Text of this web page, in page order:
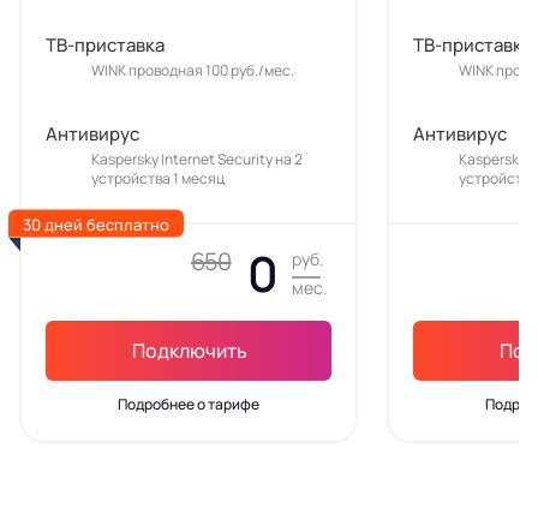
ТВ-приставка
WINK проводная 100 руб./мес.
Антивирус
Kaspersky Internet Security на 2
устройства 1 месяц
650 0
руб.
мес.
Подключить
Подробнее о тарифе
30 дней бесплатно
ТВ-приставка
WINK
Антивирус
Kaspersky